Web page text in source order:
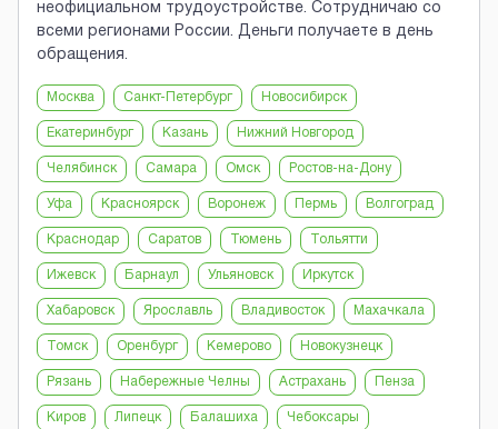
неофициальном трудоустройстве. Сотрудничаю со
всеми регионами России. Деньги получаете в день
обращения.
Москва Санкт-Петербург Новосибирск
Екатеринбург Казань Нижний Новгород
Челябинск Самара Омск Ростов-на-Дону
Уфа Красноярск Воронеж Пермь Волгоград
Краснодар Саратов Тюмень Тольятти
Ижевск Барнаул Ульяновск Иркутск
Хабаровск Ярославль Владивосток Махачкала
Томск Оренбург Кемерово Новокузнецк
Рязань Набережные Челны Астрахань Пенза
Киров Липецк Балашиха Чебоксары